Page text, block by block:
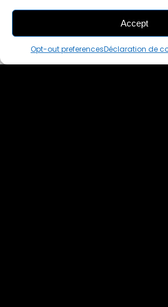
Accept
Opt-out preferencesDéclaration de